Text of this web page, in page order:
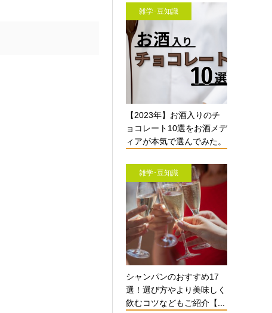
雑学･豆知識
【2023年】お酒入りのチ
ョコレート10選をお酒メデ
ィアが本気で選んでみた。
雑学･豆知識
シャンパンのおすすめ17
選！選び方やより美味しく
飲むコツなどもご紹介【...